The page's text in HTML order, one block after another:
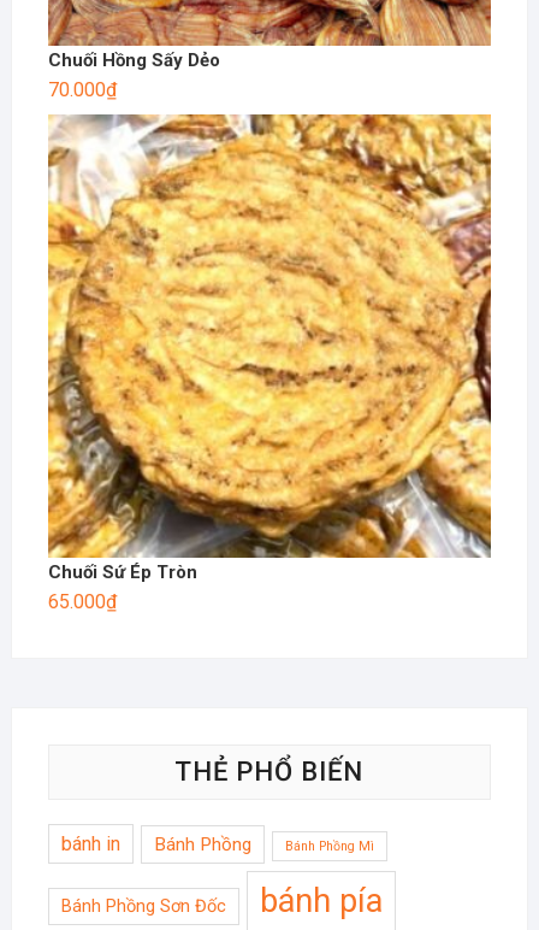
Chuối Hồng Sấy Dẻo
70.000₫
Chuối Sứ Ép Tròn
65.000₫
THẺ PHỔ BIẾN
bánh in Bánh Phồng Bánh Phồng Mì
Bánh Phồng Sơn Đốc bánh pía